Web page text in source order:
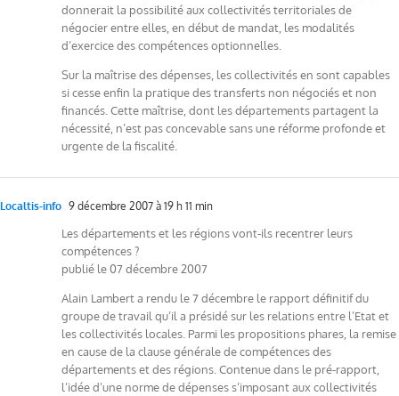
donnerait la possibilité aux collectivités territoriales de
négocier entre elles, en début de mandat, les modalités
d’exercice des compétences optionnelles.
Sur la maîtrise des dépenses, les collectivités en sont capables
si cesse enfin la pratique des transferts non négociés et non
financés. Cette maîtrise, dont les départements partagent la
nécessité, n’est pas concevable sans une réforme profonde et
urgente de la fiscalité.
Localtis-info 9 décembre 2007 à 19 h 11 min
Les départements et les régions vont-ils recentrer leurs
compétences ?
publié le 07 décembre 2007
Alain Lambert a rendu le 7 décembre le rapport définitif du
groupe de travail qu’il a présidé sur les relations entre l’Etat et
les collectivités locales. Parmi les propositions phares, la remise
en cause de la clause générale de compétences des
départements et des régions. Contenue dans le pré-rapport,
l’idée d’une norme de dépenses s’imposant aux collectivités